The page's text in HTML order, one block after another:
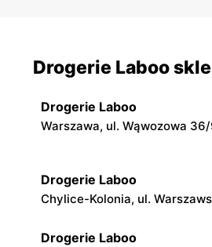
Drogerie Laboo
Drogerie Laboo
Warszawa, ul. Wąwozowa
Drogerie Laboo
Chylice-Kolonia, ul.
Drogerie Laboo